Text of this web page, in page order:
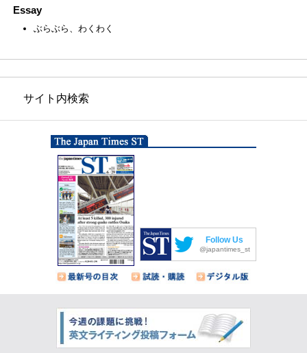
Essay
ぶらぶら、わくわく
サイト内検索
Follow Us
@japantimes_st